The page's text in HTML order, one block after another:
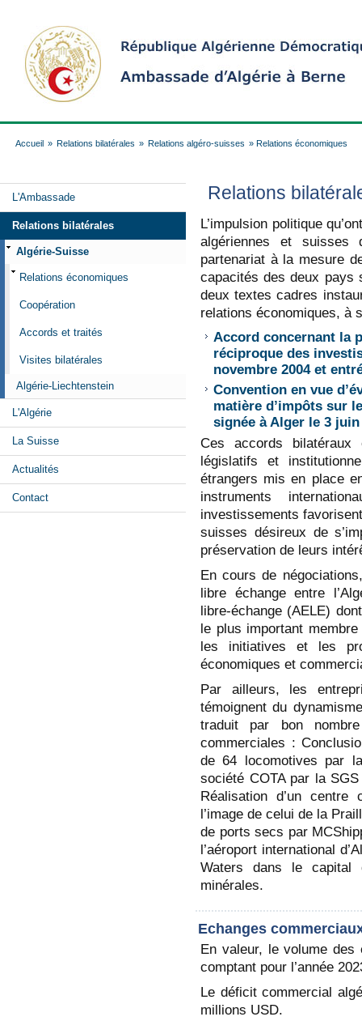
Accueil » Relations bilatérales » Relations algéro-suisses » Relations économiques
L'Ambassade
Relations bilatérales
Algérie-Suisse
Relations économiques
Coopération
Accords et traités
Visites bilatérales
Algérie-Liechtenstein
L'Algérie
La Suisse
Actualités
Contact
Relations
L’impulsion politique
algériennes et
partenariat à la mesure
capacités des deux pays
deux textes cadres
relations économiques, à
Accord concernant la
réciproque des
novembre 2004 et
Convention en vue
matière d’impôts sur
signée à Alger le 3 juin
Ces accords bilatéraux
législatifs et
étrangers mis en place
instruments
investissements
suisses désireux de
préservation de leurs
En cours de
libre échange entre
libre-échange (AELE)
le plus important
les initiatives et les
économiques et
Par ailleurs, les
témoignent du
traduit par bon nombre
commerciales :
de 64 locomotives par
société COTA par la
Réalisation d’un
l’image de celui de la
de ports secs par
l’aéroport international
Waters dans le capital
minérales.
Echanges
En valeur, le volume des
comptant pour l’année
Le déficit commercial
millions USD.